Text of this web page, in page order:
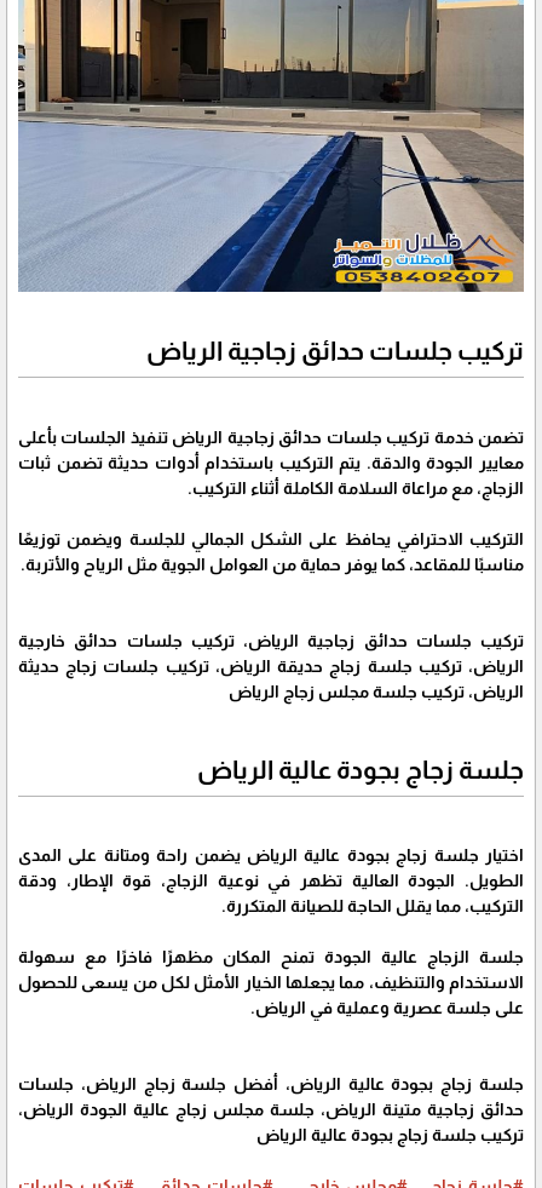
تركيب جلسات حدائق زجاجية الرياض
تضمن خدمة تركيب جلسات حدائق زجاجية الرياض تنفيذ الجلسات بأعلى
معايير الجودة والدقة. يتم التركيب باستخدام أدوات حديثة تضمن ثبات
الزجاج، مع مراعاة السلامة الكاملة أثناء التركيب.
التركيب الاحترافي يحافظ على الشكل الجمالي للجلسة ويضمن توزيعًا
مناسبًا للمقاعد، كما يوفر حماية من العوامل الجوية مثل الرياح والأتربة.
تركيب جلسات حدائق زجاجية الرياض، تركيب جلسات حدائق خارجية
الرياض، تركيب جلسة زجاج حديقة الرياض، تركيب جلسات زجاج حديثة
الرياض، تركيب جلسة مجلس زجاج الرياض
جلسة زجاج بجودة عالية الرياض
اختيار جلسة زجاج بجودة عالية الرياض يضمن راحة ومتانة على المدى
الطويل. الجودة العالية تظهر في نوعية الزجاج، قوة الإطار، ودقة
التركيب، مما يقلل الحاجة للصيانة المتكررة.
جلسة الزجاج عالية الجودة تمنح المكان مظهرًا فاخرًا مع سهولة
الاستخدام والتنظيف، مما يجعلها الخيار الأمثل لكل من يسعى للحصول
على جلسة عصرية وعملية في الرياض.
جلسة زجاج بجودة عالية الرياض، أفضل جلسة زجاج الرياض، جلسات
حدائق زجاجية متينة الرياض، جلسة مجلس زجاج عالية الجودة الرياض،
تركيب جلسة زجاج بجودة عالية الرياض